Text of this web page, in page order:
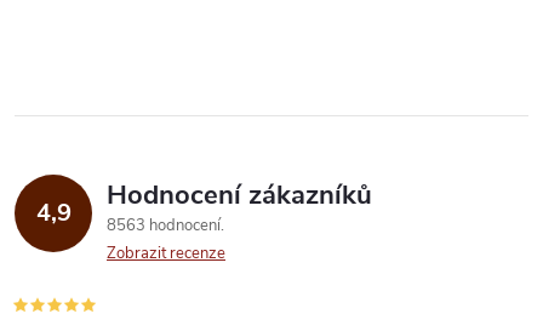
l
d
a
c
4,9 Hodnocení zákazníků
8563 hodnocení
Zobrazit recenze